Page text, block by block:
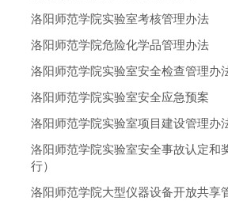
洛阳师范学院实验室考核管理办法
洛阳师范学院危险化学品管理办法
洛阳师范学院实验室安全检查管理办
洛阳师范学院实验室安全应急预案
洛阳师范学院实验室项目建设管理办
洛阳师范学院实验室安全事故认定和
行）
洛阳师范学院大型仪器设备开放共享